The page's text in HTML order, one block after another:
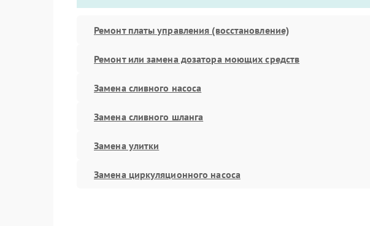
Ремонт платы управления (восстановление)
Ремонт или замена дозатора моющих средств
Замена сливного насоса
Замена сливного шланга
Замена улитки
Замена циркуляционного насоса